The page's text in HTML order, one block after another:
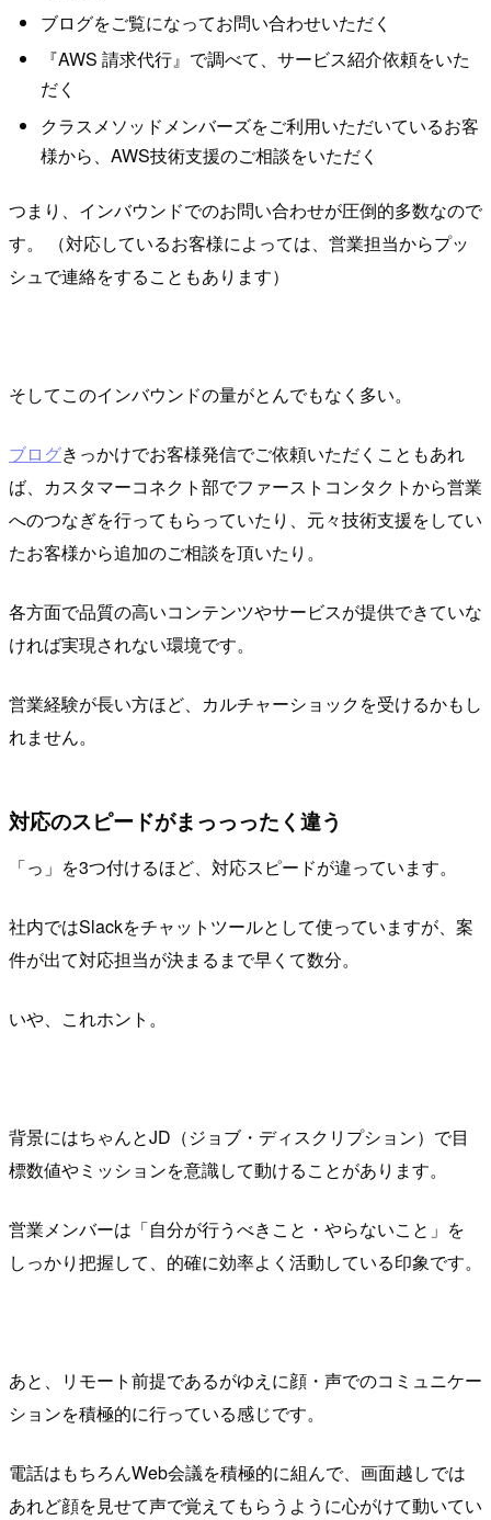
ブログをご覧になってお問い合わせいただく
『AWS 請求代行』で調べて、サービス紹介依頼をいた
だく
クラスメソッドメンバーズをご利用いただいているお客
様から、AWS技術支援のご相談をいただく
つまり、インバウンドでのお問い合わせが圧倒的多数なので
す。 （対応しているお客様によっては、営業担当からプッ
シュで連絡をすることもあります）
そしてこのインバウンドの量がとんでもなく多い。
ブログきっかけでお客様発信でご依頼いただくこともあれ
ば、カスタマーコネクト部でファーストコンタクトから営業
へのつなぎを行ってもらっていたり、元々技術支援をしてい
たお客様から追加のご相談を頂いたり。
各方面で品質の高いコンテンツやサービスが提供できていな
ければ実現されない環境です。
営業経験が長い方ほど、カルチャーショックを受けるかもし
れません。
対応のスピードがまっっったく違う
「っ」を3つ付けるほど、対応スピードが違っています。
社内ではSlackをチャットツールとして使っていますが、案
件が出て対応担当が決まるまで早くて数分。
いや、これホント。
背景にはちゃんとJD（ジョブ・ディスクリプション）で目
標数値やミッションを意識して動けることがあります。
営業メンバーは「自分が行うべきこと・やらないこと」を
しっかり把握して、的確に効率よく活動している印象です。
あと、リモート前提であるがゆえに顔・声でのコミュニケー
ションを積極的に行っている感じです。
電話はもちろんWeb会議を積極的に組んで、画面越しでは
あれど顔を見せて声で覚えてもらうように心がけて動いてい